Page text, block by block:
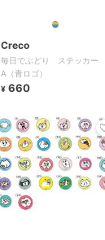
Creco
毎日でぶどり ステッカー
A（青ロゴ）
¥ 660